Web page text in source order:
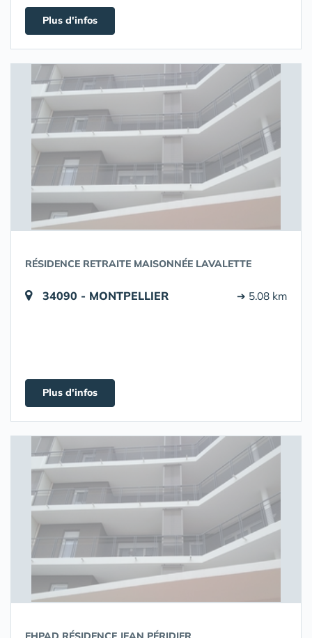
Plus d'infos
RÉSIDENCE RETRAITE MAISONNÉE LAVALETTE
34090 - MONTPELLIER ➔ 5.08 km
Plus d'infos